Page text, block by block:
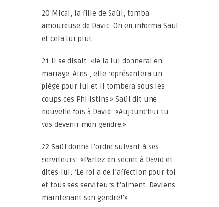
20 Mical, la fille de Saül, tomba
amoureuse de David. On en informa Saül
et cela lui plut.
21 Il se disait: «Je la lui donnerai en
mariage. Ainsi, elle représentera un
piège pour lui et il tombera sous les
coups des Philistins.» Saül dit une
nouvelle fois à David: «Aujourd’hui tu
vas devenir mon gendre.»
22 Saül donna l’ordre suivant à ses
serviteurs: «Parlez en secret à David et
dites-lui: ‘Le roi a de l’affection pour toi
et tous ses serviteurs t’aiment. Deviens
maintenant son gendre!’»